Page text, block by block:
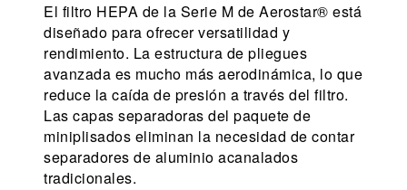
El filtro HEPA de la Serie M de Aerostar® está
diseñado para ofrecer versatilidad y
rendimiento. La estructura de pliegues
avanzada es mucho más aerodinámica, lo que
reduce la caída de presión a través del filtro.
Las capas separadoras del paquete de
miniplisados eliminan la necesidad de contar
separadores de aluminio acanalados
tradicionales.